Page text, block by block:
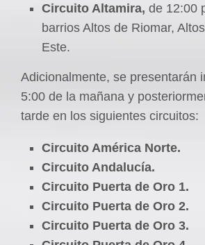
Circuito Altamira, de 12:00
barrios Altos de Riomar,
Este.
Adicionalmente, se presentarán
5:00 de la mañana y
tarde en los siguientes circuitos:
Circuito América Norte.
Circuito Andalucía.
Circuito Puerta de Oro 1.
Circuito Puerta de Oro 2.
Circuito Puerta de Oro 3.